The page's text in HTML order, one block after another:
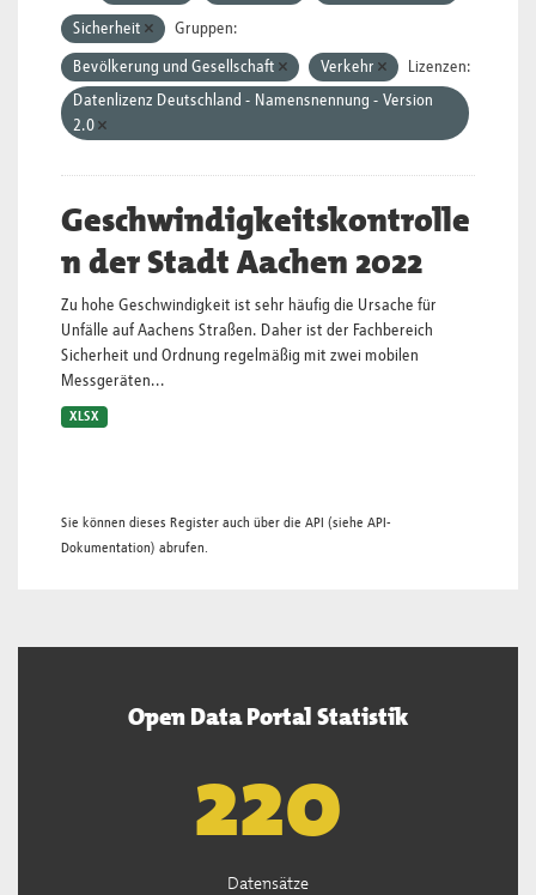
Sicherheit Gruppen:
Bevölkerung und Gesellschaft Verkehr
Lizenzen:
Datenlizenz Deutschland - Namensnennung - Version
2.0
Geschwindigkeitskontrolle
n der Stadt Aachen 2022
Zu hohe Geschwindigkeit ist sehr häufig die Ursache für
Unfälle auf Aachens Straßen. Daher ist der Fachbereich
Sicherheit und Ordnung regelmäßig mit zwei mobilen
Messgeräten...
XLSX
Sie können dieses Register auch über die API (siehe API-
Dokumentation) abrufen.
Open Data Portal Statistik
222
Datensätze